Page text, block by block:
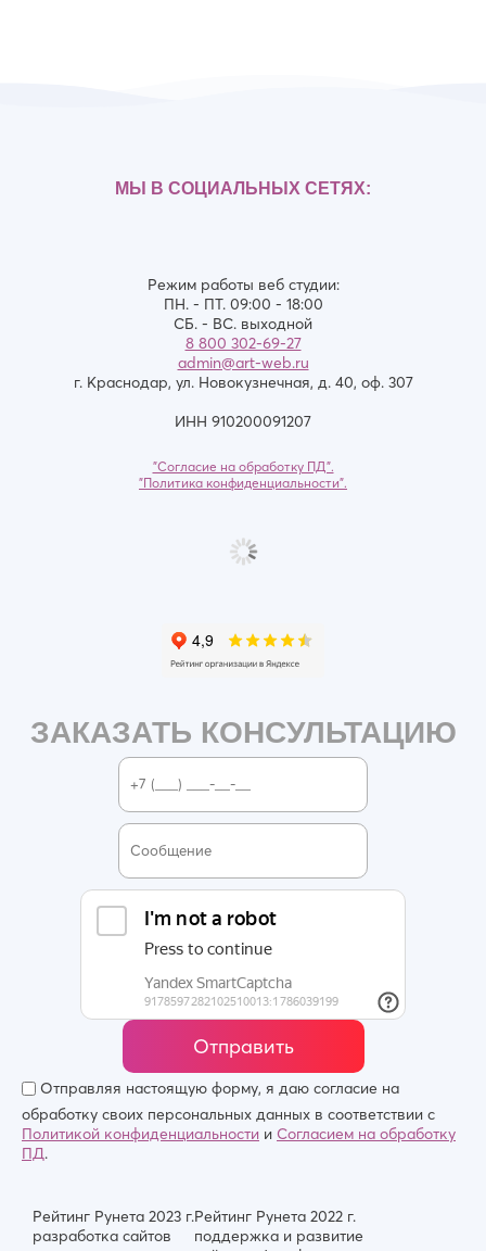
Режим работы веб студии:
ПН. - ПТ. 09:00 - 18:00
СБ. - ВС. выходной
8 800 302-69-27
admin@art-web.ru
г. Краснодар, ул. Новокузнечная, д. 40, оф. 307
ИНН 910200091207
"Согласие на обработку ПД".
"Политика конфиденциальности".
МЫ В СОЦИАЛЬНЫХ СЕТЯХ:
ЗАКАЗАТЬ КОНСУЛЬТАЦИЮ
Отправить
Отправляя настоящую форму, я даю согласие на
обработку своих персональных данных в соответствии с
Политикой конфиденциальности и Согласием на обработку
ПД.
Рейтинг Рунета 2023 г.
разработка сайтов
Рейтинг Рунета 2022 г.
поддержка и развитие